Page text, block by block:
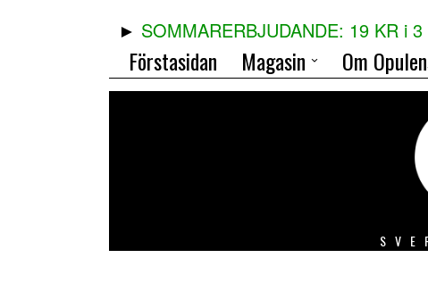
SOMMARERBJUDANDE: 19 KR i
Förstasidan Magasin Om